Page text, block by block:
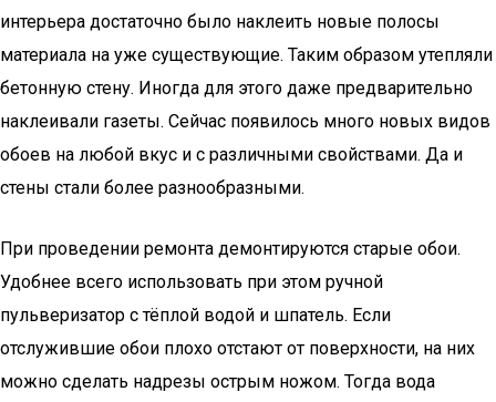
интерьера достаточно было наклеить новые полосы
материала на уже существующие. Таким образом утепляли
бетонную стену. Иногда для этого даже предварительно
наклеивали газеты. Сейчас появилось много новых видов
обоев на любой вкус и с различными свойствами. Да и
стены стали более разнообразными.
При проведении ремонта демонтируются старые обои.
Удобнее всего использовать при этом ручной
пульверизатор с тёплой водой и шпатель. Если
отслужившие обои плохо отстают от поверхности, на них
можно сделать надрезы острым ножом. Тогда вода